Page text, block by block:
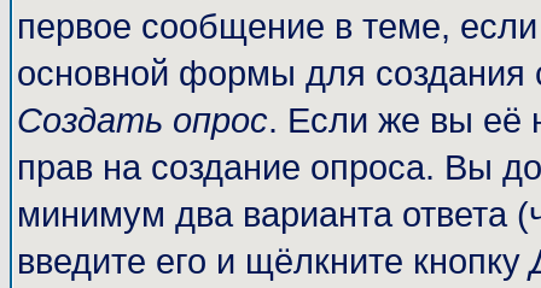
первое сообщение в теме,
основной формы для
Создать опрос. Если же вы её
прав на создание опроса. Вы
минимум два варианта ответа
введите его и щёлкните кнопку